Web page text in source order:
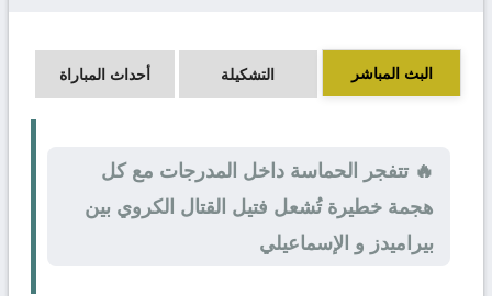
البث المباشر التشكيلة أحداث المباراة
🔥 تتفجر الحماسة داخل المدرجات مع كل
هجمة خطيرة تُشعل فتيل القتال الكروي بين
بيراميدز و الإسماعيلي